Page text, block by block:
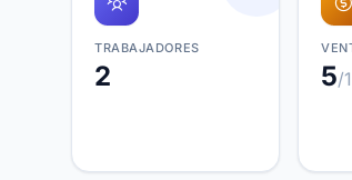
TRABAJADORES
2 5/